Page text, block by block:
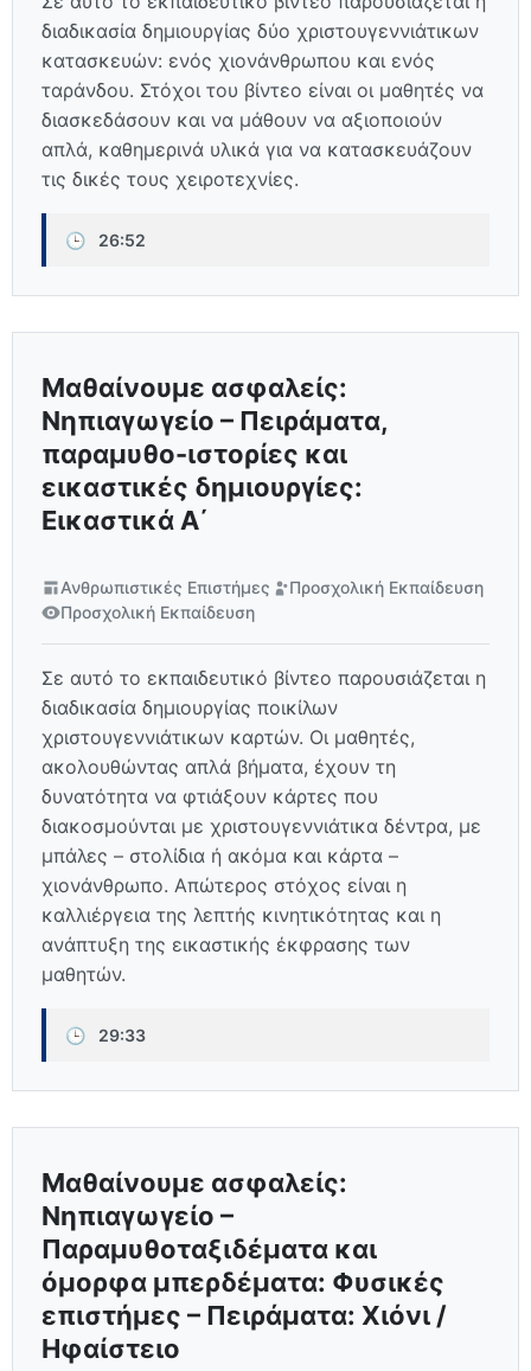
διαδικασία δημιουργίας δύο χριστουγεννιάτικων
κατασκευών: ενός χιονάνθρωπου και ενός
ταράνδου. Στόχοι του βίντεο είναι οι μαθητές να
διασκεδάσουν και να μάθουν να αξιοποιούν
απλά, καθημερινά υλικά για να κατασκευάζουν
τις δικές τους χειροτεχνίες.
🕒 26:52
Μαθαίνουμε ασφαλείς:
Νηπιαγωγείο – Πειράματα,
παραμυθο-ιστορίες και
εικαστικές δημιουργίες:
Εικαστικά Α΄
Ανθρωπιστικές Επιστήμες
Προσχολική Εκπαίδευση
Προσχολική Εκπαίδευση
Σε αυτό το εκπαιδευτικό βίντεο παρουσιάζεται η
διαδικασία δημιουργίας ποικίλων
χριστουγεννιάτικων καρτών. Οι μαθητές,
ακολουθώντας απλά βήματα, έχουν τη
δυνατότητα να φτιάξουν κάρτες που
διακοσμούνται με χριστουγεννιάτικα δέντρα, με
μπάλες – στολίδια ή ακόμα και κάρτα –
χιονάνθρωπο. Απώτερος στόχος είναι η
καλλιέργεια της λεπτής κινητικότητας και η
ανάπτυξη της εικαστικής έκφρασης των
μαθητών.
🕒 29:33
Μαθαίνουμε ασφαλείς:
Νηπιαγωγείο –
Παραμυθοταξιδέματα και
όμορφα μπερδέματα: Φυσικές
επιστήμες – Πειράματα: Χιόνι /
Ηφαίστειο